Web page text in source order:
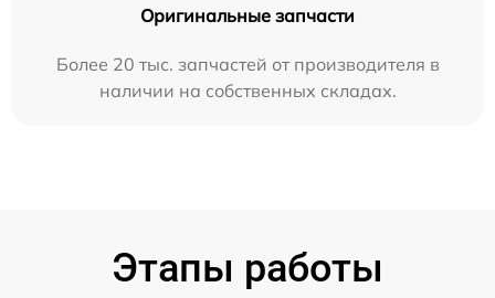
Оригинальные запчасти
Более 20 тыс. запчастей от производителя в
наличии на собственных складах.
Этапы работы